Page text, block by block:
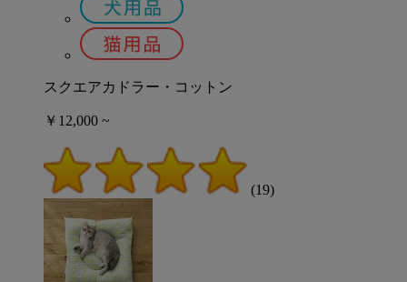
スクエアカドラー・コットン
￥12,000 ~
(19)